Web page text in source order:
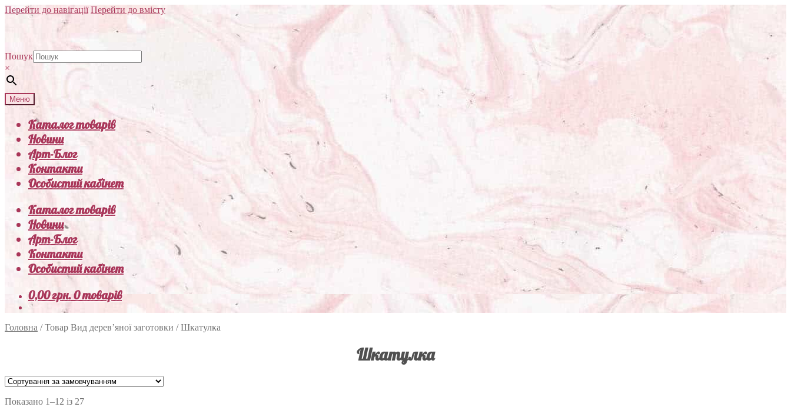
Перейти до навігації Перейти до вмісту
Пошук
×
Меню
Каталог товарів
Новини
Арт-Блог
Контакти
Особистий кабінет
Каталог товарів
Новини
Арт-Блог
Контакти
Особистий кабінет
0,00грн.0 товарів
Головна /Товар Вид дерев’яної заготовки /Шкатулка
Шкатулка
Показано 1–12 із 27